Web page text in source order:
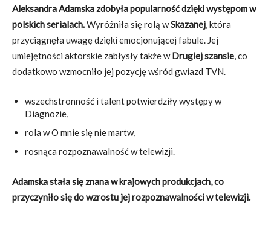
Aleksandra Adamska zdobyła popularność dzięki występom w
polskich serialach.Wyróżniła się rolą wSkazanej, która
przyciągnęła uwagę dzięki emocjonującej fabule. Jej
umiejętności aktorskie zabłysły także wDrugiej szansie, co
dodatkowo wzmocniło jej pozycję wśród gwiazd TVN.
wszechstronność i talent potwierdziły występy w
Diagnozie,
rola w O mnie się nie martw,
rosnąca rozpoznawalność w telewizji.
Adamska stała się znana w krajowych produkcjach, co
przyczyniło się do wzrostu jej rozpoznawalności w telewizji.